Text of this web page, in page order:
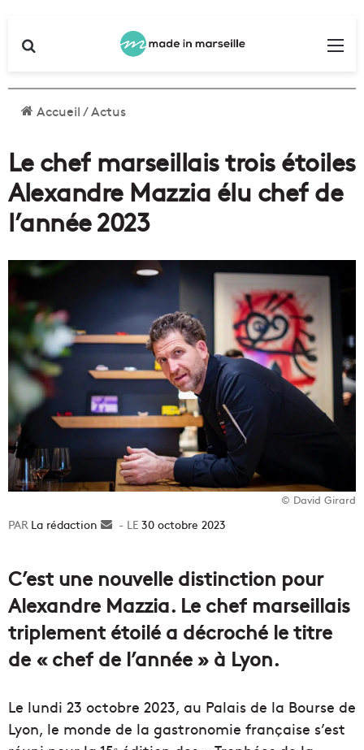
Accueil/Actus
Le chef marseillais trois étoiles
Alexandre Mazzia élu chef de
l’année 2023
© David Girard
La rédaction
Envoyer30 octobre 2023
C’est une nouvelle distinction pour
Alexandre Mazzia. Le chef marseillais
triplement étoilé a décroché le titre
de « chef de l’année » à Lyon.
Le lundi 23 octobre 2023, au Palais de la Bourse de
Lyon, le monde de la gastronomie française s’est